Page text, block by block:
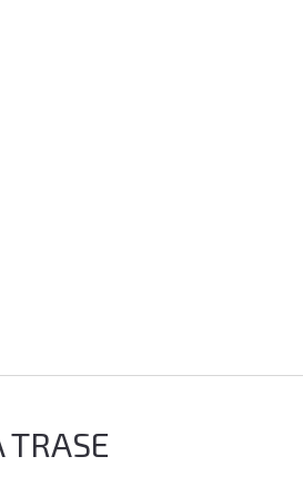
TRASE